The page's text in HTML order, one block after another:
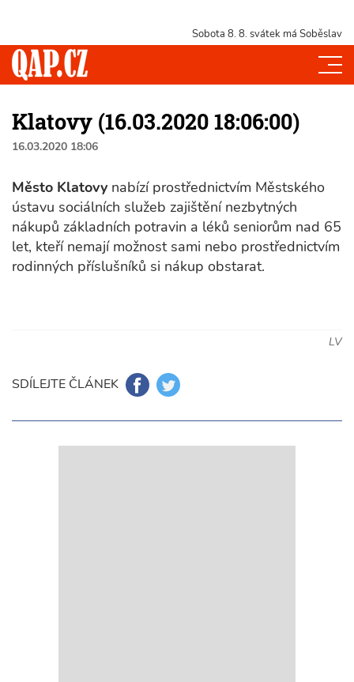
Sobota 8. 8. svátek má Soběslav
Klatovy (16.03.2020 18:06:00)
16.03.2020 18:06
Město Klatovy nabízí prostřednictvím Městského
ústavu sociálních služeb zajištění nezbytných
nákupů základních potravin a léků seniorům nad 65
let, kteří nemají možnost sami nebo prostřednictvím
rodinných příslušníků si nákup obstarat.
LV
SDÍLEJTE ČLÁNEK